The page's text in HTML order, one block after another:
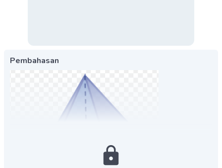
Pembahasan